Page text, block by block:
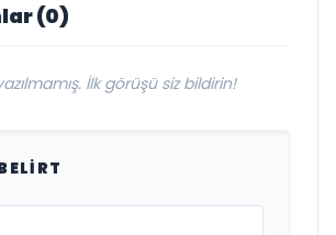
(0)
İlk görüşü siz bildirin!